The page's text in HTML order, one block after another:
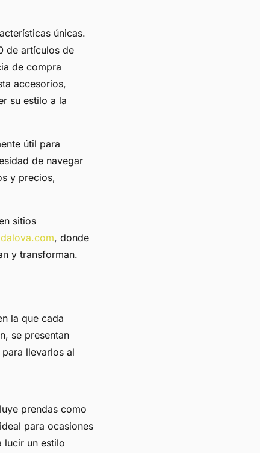
únicas.
de artículos de
de compra
accesorios,
su estilo a la
útil para
de navegar
y precios,
sitios
, donde
y transforman.
la que cada
se presentan
llevarlos al
prendas como
para ocasiones
lucir un estilo